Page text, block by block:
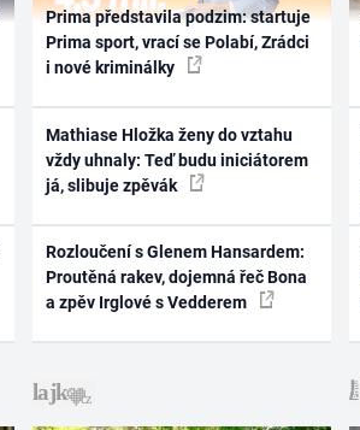
Prima představila podzim: startuje
Prima sport, vrací se Polabí, Zrádci
i nové kriminálky
Mathiase Hložka ženy do vztahu
vždy uhnaly: Teď budu iniciátorem
já, slibuje zpěvák
Rozloučení s Glenem Hansardem:
Proutěná rakev, dojemná řeč Bona
a zpěv Irglové s Vedderem